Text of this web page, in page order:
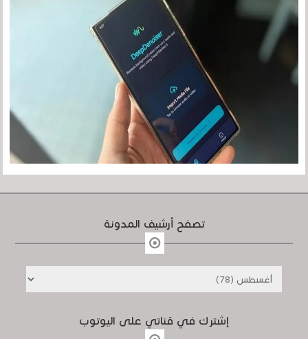
تصفح أرشيف المدونة
إشترك في قناتي على اليوتوب